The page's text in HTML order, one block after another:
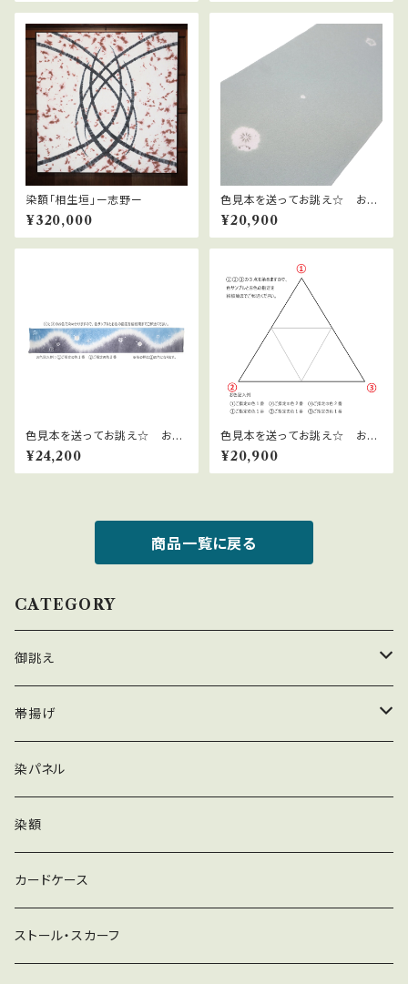
染額「相生垣」ー志野ー
¥320,000
色見本を送ってお誂え☆ お好
きなお色で帯揚げオーダー～辻
が花～
¥20,900
色見本を送ってお誂え☆ お好
きなお色で帯揚げオーダー～辻
が花・染分け～
¥24,200
色見本を送ってお誂え☆ お好
きなお色で帯揚げオーダー～雪
花絞り～
¥20,900
商品一覧に戻る
CATEGORY
御誂え
帯揚げ
雪花絞り
辻が花
ストール・スカーフ
帯揚げ
辻が花
雪花絞り
むら絞り
染パネル
染額
カードケース
ストール・スカーフ